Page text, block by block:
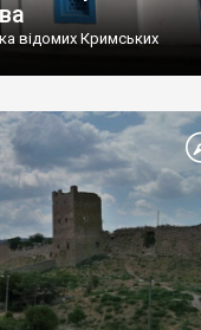
відомих Кримських